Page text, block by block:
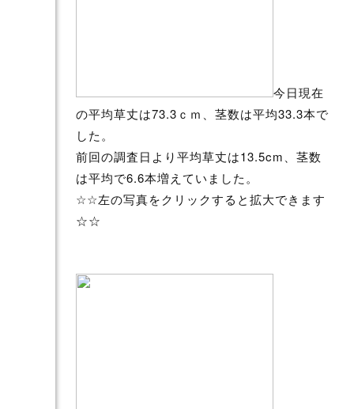
今日現在
の平均草丈は73.3ｃｍ、茎数は平均33.3本で
した。
前回の調査日より平均草丈は13.5cm、茎数
は平均で6.6本増えていました。
☆☆左の写真をクリックすると拡大できます
☆☆